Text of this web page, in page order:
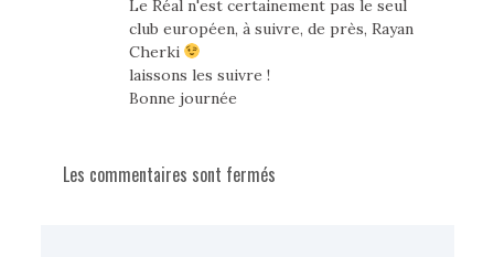
Le Réal n'est certainement pas le seul
club européen, à suivre, de près, Rayan
Cherki
laissons les suivre !
Bonne journée
Les commentaires sont fermés